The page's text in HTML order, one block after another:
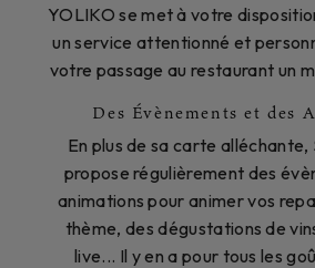
YOLIKO se met à votre
un service attentionné et
votre passage au restaurant un
Des Évènements et des
En plus de sa carte alléchante,
propose régulièrement des
animations pour animer vos
thème, des dégustations de
live... Il y en a pour tous les